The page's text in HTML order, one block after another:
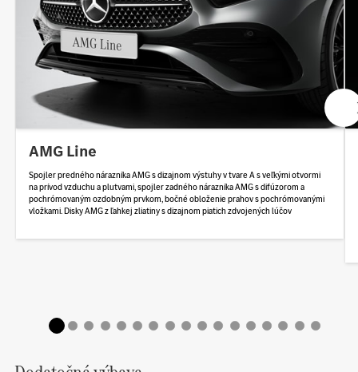
AMG Line
Spojler predného nárazníka AMG s dizajnom výstuhy v tvare A s veľkými otvormi
na prívod vzduchu a plutvami, spojler zadného nárazníka AMG s difúzorom a
pochrómovaným ozdobným prvkom, bočné obloženie prahov s pochrómovanými
vložkami. Disky AMG z ľahkej zliatiny s dizajnom piatich zdvojených lúčov